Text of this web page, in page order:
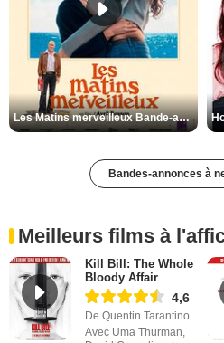
Les Matins merveilleux Bande-annonce VF
Bandes-annonces à
Meilleurs films à
Kill Bill: The Whole
Bloody Affair
4,6
De Quentin Tarantino
Avec Uma Thurman,